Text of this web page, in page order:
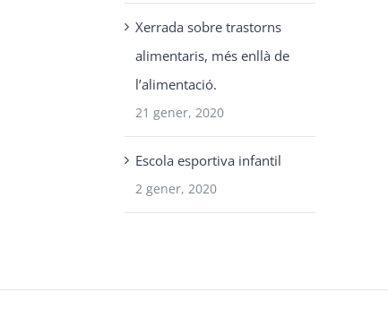
Xerrada sobre trastorns
alimentaris, més enllà de
l’alimentació.
21 gener, 2020
Escola esportiva infantil
2 gener, 2020